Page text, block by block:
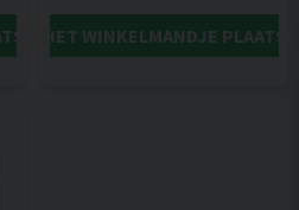
IN HET WINKELMANDJE